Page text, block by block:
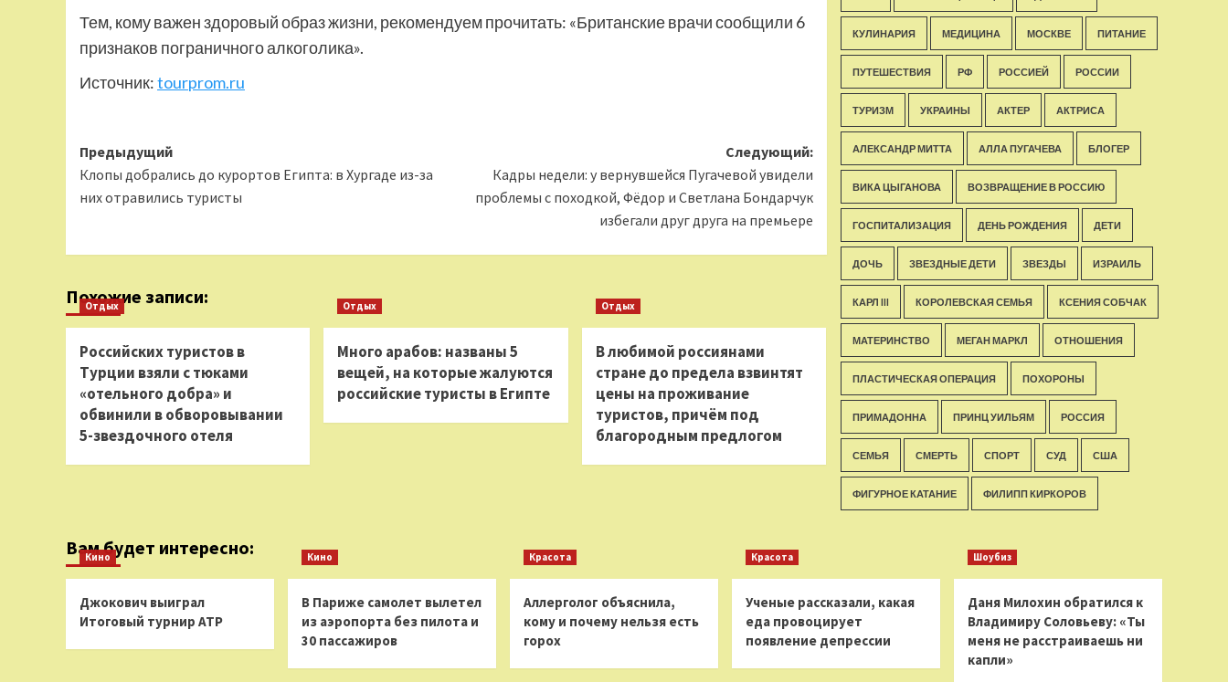
Тем, кому важен здоровый образ жизни, рекомендуем прочитать: «Британские врачи сообщили 6
признаков пограничного алкоголика».
Источник:tourprom.ru
Навигация
записи
Предыдущий
Клопы добрались до курортов Египта: в Хургаде из-за
них отравились туристы
Следующий:
Кадры недели: у вернувшейся Пугачевой увидели
проблемы с походкой, Фёдор и Светлана Бондарчук
избегали друг друга на премьере
Похожие записи:
Отдых
Российских туристов в
Турции взяли с тюками
«отельного добра» и
обвинили в обворовывании
5-звездочного отеля
Отдых
Много арабов: названы 5
вещей, на которые жалуются
российские туристы в Египте
Отдых
В любимой россиянами
стране до предела взвинтят
цены на проживание
туристов, причём под
благородным предлогом
КУЛИНАРИЯ МЕДИЦИНА МОСКВЕ ПИТАНИЕ
ПУТЕШЕСТВИЯ РФ РОССИЕЙ РОССИИ
ТУРИЗМ УКРАИНЫ АКТЕР АКТРИСА
АЛЕКСАНДР МИТТА АЛЛА ПУГАЧЕВА БЛОГЕР
ВИКА ЦЫГАНОВА ВОЗВРАЩЕНИЕ В РОССИЮ
ГОСПИТАЛИЗАЦИЯ ДЕНЬ РОЖДЕНИЯ ДЕТИ
ДОЧЬ ЗВЕЗДНЫЕ ДЕТИ ЗВЕЗДЫ ИЗРАИЛЬ
КАРЛ III КОРОЛЕВСКАЯ СЕМЬЯ КСЕНИЯ СОБЧАК
МАТЕРИНСТВО МЕГАН МАРКЛ ОТНОШЕНИЯ
ПЛАСТИЧЕСКАЯ ОПЕРАЦИЯ ПОХОРОНЫ
ПРИМАДОННА ПРИНЦ УИЛЬЯМ РОССИЯ
СЕМЬЯ СМЕРТЬ СПОРТ СУД США
ФИГУРНОЕ КАТАНИЕ ФИЛИПП КИРКОРОВ
Вам будет интересно:
Кино
Джокович выиграл
Итоговый турнир ATP
Кино
В Париже самолет вылетел
из аэропорта без пилота и
30 пассажиров
Красота
Аллерголог объяснила,
кому и почему нельзя есть
горох
Красота
Ученые рассказали, какая
еда провоцирует
появление депрессии
Шоубиз
Даня Милохин обратился к
Владимиру Соловьеву: «Ты
меня не расстраиваешь ни
капли»